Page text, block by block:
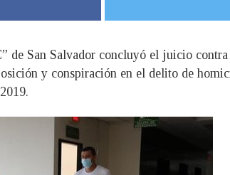
de San Salvador concluyó el juicio
y conspiración en el delito de